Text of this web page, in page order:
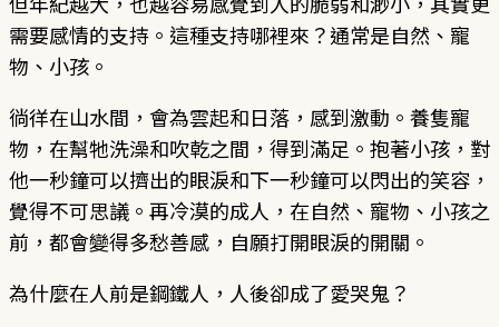
需要感情的支持。這種支持哪裡來？通常是自然、寵
物、小孩。
徜徉在山水間，會為雲起和日落，感到激動。養隻寵
物，在幫牠洗澡和吹乾之間，得到滿足。抱著小孩，對
他一秒鐘可以擠出的眼淚和下一秒鐘可以閃出的笑容，
覺得不可思議。再冷漠的成人，在自然、寵物、小孩之
前，都會變得多愁善感，自願打開眼淚的開關。
為什麼在人前是鋼鐵人，人後卻成了愛哭鬼？